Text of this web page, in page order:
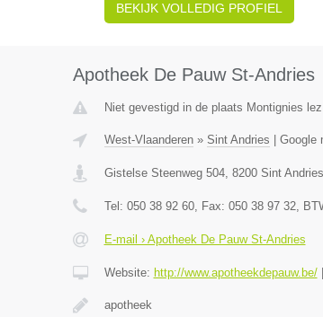
BEKIJK VOLLEDIG PROFIEL
Apotheek De Pauw St-Andries
Niet gevestigd in de plaats Montignies
West-Vlaanderen» Sint Andries Google
Gistelse Steenweg 504, 8200 Sint Andries
Tel: 050 38 92 60, Fax: 050 38 97 32,
E-mail › Apotheek De Pauw St-Andries
Website: http://www.apotheekdepauw.be/|
apotheek